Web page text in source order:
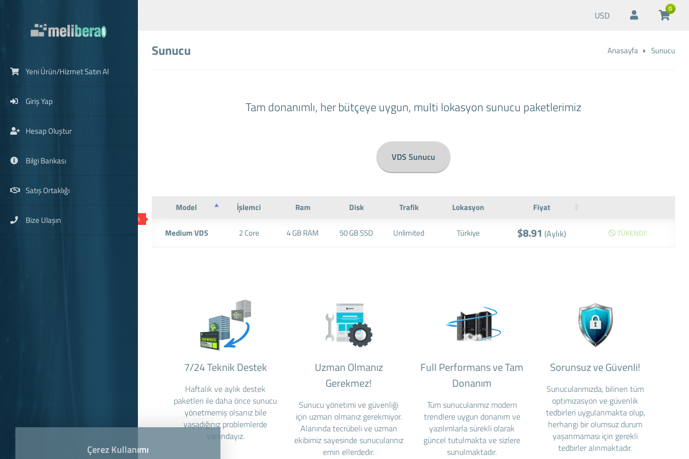
USD
0
Sunucu Anasayfa Sunucu
Tam donanımlı, her bütçeye uygun, multi lokasyon sunucu paketlerimiz
VDS Sunucu
Model İşlemci Ram Disk Trafik Lokasyon Fiyat
Medium VDS
Tükendi
2 Core 4 GB RAM 50 GB SSD Unlimited Türkiye $8.91 (Aylık) TÜKENDİ!
7/24 Teknik Destek
Haftalık ve aylık destek
paketleri ile daha önce sunucu
yönetmemiş olsanız bile
yaşadığınız problemlerde
yanındayız.
Uzman Olmanız
Gerekmez!
Sunucu yönetimi ve güvenliği
için uzman olmanız gerekmiyor.
Alanında tecrübeli ve uzman
ekibimiz sayesinde sunucularınız
emin ellerdedir.
Full Performans ve Tam
Donanım
Tüm sunucularımız modern
trendlere uygun donanım ve
yazılımlarla sürekli olarak
güncel tutulmakta ve sizlere
sunulmaktadır.
Sorunsuz ve Güvenli!
Sunucularımızda, bilinen tüm
optimizasyon ve güvenlik
tedbirleri uygulanmakta olup,
herhangi bir olumsuz durum
yaşanmaması için gerekli
tedbirler alınmaktadır.
Yeni Ürün/Hizmet Satın Al
Giriş Yap
Hesap Oluştur
Bilgi Bankası
Satış Ortaklığı
Bize Ulaşın
Çerez Kullanımı